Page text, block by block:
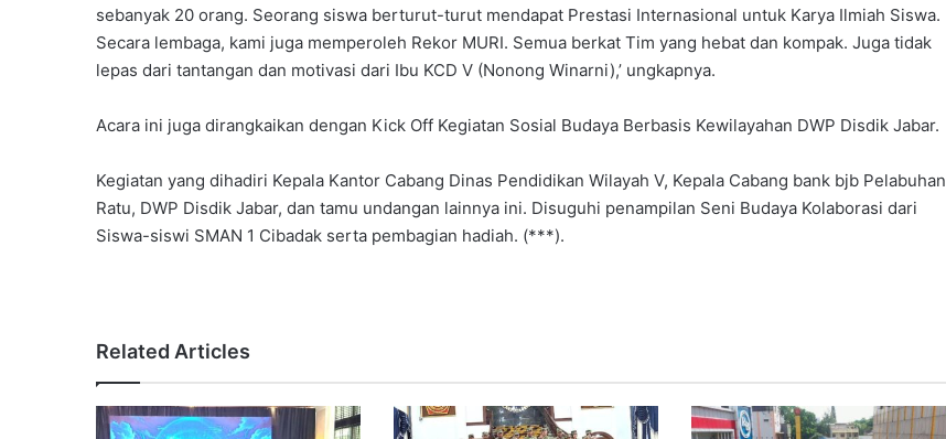
sebanyak 20 orang. Seorang siswa berturut-turut mendapat Prestasi Internasional untuk Karya Ilmiah Siswa.
Secara lembaga, kami juga memperoleh Rekor MURI. Semua berkat Tim yang hebat dan kompak. Juga tidak
lepas dari tantangan dan motivasi dari Ibu KCD V (Nonong Winarni),’ ungkapnya.
Acara ini juga dirangkaikan dengan Kick Off Kegiatan Sosial Budaya Berbasis Kewilayahan DWP Disdik Jabar.
Kegiatan yang dihadiri Kepala Kantor Cabang Dinas Pendidikan Wilayah V, Kepala Cabang bank bjb Pelabuhan
Ratu, DWP Disdik Jabar, dan tamu undangan lainnya ini. Disuguhi penampilan Seni Budaya Kolaborasi dari
Siswa-siswi SMAN 1 Cibadak serta pembagian hadiah. (***).
Related Articles